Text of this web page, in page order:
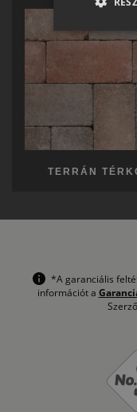
TERRÁN
*A garanciális
információt a